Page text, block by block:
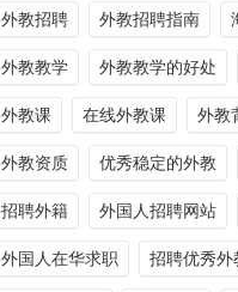
外教招聘 外教招聘指南
外教教学 外教教学的好处
外教课 在线外教课 外教
外教资质 优秀稳定的外教
招聘外籍 外国人招聘网站
外国人在华求职 招聘优秀外